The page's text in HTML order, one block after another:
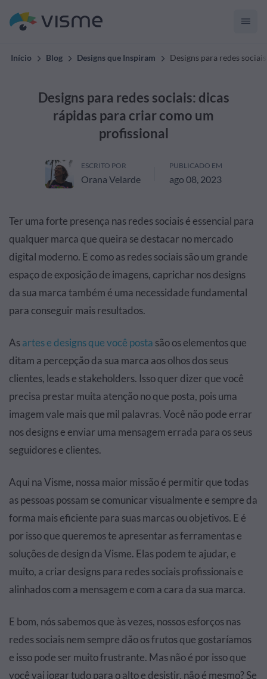
Início Blog Designs que Inspiram Designs para redes
Designs para redes sociais: dicas
rápidas para criar como um
profissional
ESCRITO POR
Orana Velarde
PUBLICADO EM
ago 08, 2023
Ter uma forte presença nas redes sociais é essencial para
qualquer marca que queira se destacar no mercado
digital moderno. E como as redes sociais são um grande
espaço de exposição de imagens, caprichar nos designs
da sua marca também é uma necessidade fundamental
para conseguir mais resultados.
Asartes e designs que você posta são os elementos que
ditam a percepção da sua marca aos olhos dos seus
clientes, leads e stakeholders. Isso quer dizer que você
precisa prestar muita atenção no que posta, pois uma
imagem vale mais que mil palavras. Você não pode errar
nos designs e enviar uma mensagem errada para os seus
seguidores e clientes.
Aqui na Visme, nossa maior missão é permitir que todas
as pessoas possam se comunicar visualmente e sempre da
forma mais eficiente para suas marcas ou objetivos. E é
por isso que queremos te apresentar as ferramentas e
soluções de design da Visme. Elas podem te ajudar, e
muito, a criar designs para redes sociais profissionais e
alinhados com a mensagem e com a cara da sua marca.
E bom, nós sabemos que às vezes, nossos esforços nas
redes sociais nem sempre dão os frutos que gostaríamos
e isso pode ser muito frustrante. Mas não é por isso que
você vai jogar tudo para o alto e desistir, não é mesmo? Se